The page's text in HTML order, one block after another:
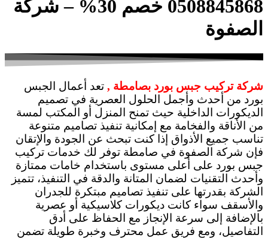
0508845868 خصم 30% – شركة
الصفوة
شركة تركيب جبس بورد بصامطة , تعد أعمال الجبس
بورد من أحدث وأجمل الحلول العصرية في تصميم
الديكورات الداخلية حيث تمنح المنزل أو المكتب لمسة
من الأناقة والفخامة مع إمكانية تنفيذ تصاميم متنوعة
تناسب جميع الأذواق إذا كنت تبحث عن الجودة والإتقان
فإن شركة الصفوة في صامطة توفر لك خدمات تركيب
جبس بورد على أعلى مستوى باستخدام خامات ممتازة
وأحدث التقنيات لضمان المتانة والدقة في التنفيذ، تتميز
الشركة بقدرتها على تنفيذ تصاميم مبتكرة للجدران
والأسقف سواء كانت ديكورات كلاسيكية أو عصرية
بالإضافة إلى سرعة الإنجاز مع الحفاظ على أدق
التفاصيل، ومع فريق عمل محترف وخبرة طويلة تضمن